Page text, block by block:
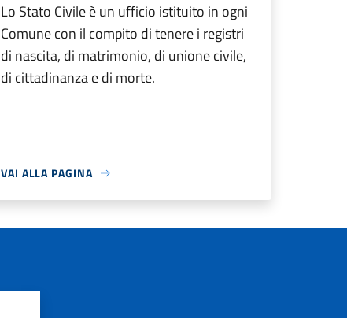
Lo Stato Civile è un ufficio istituito in ogni
Comune con il compito di tenere i registri
di nascita, di matrimonio, di unione civile,
di cittadinanza e di morte.
VAI ALLA PAGINA